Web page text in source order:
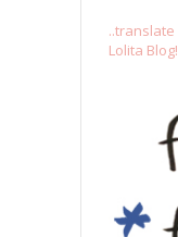
..translate
Lolita Blog!